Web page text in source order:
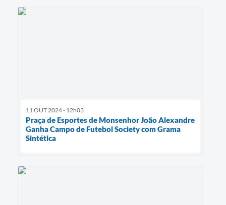
11 OUT 2024 - 12h03
Praça de Esportes de Monsenhor João Alexandre
Ganha Campo de Futebol Society com Grama
Sintética